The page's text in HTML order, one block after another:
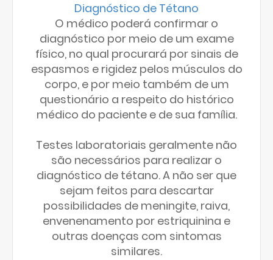
Diagnóstico de Tétano
O médico poderá confirmar o
diagnóstico por meio de um exame
físico, no qual procurará por sinais de
espasmos e rigidez pelos músculos do
corpo, e por meio também de um
questionário a respeito do histórico
médico do paciente e de sua família.
Testes laboratoriais geralmente não
são necessários para realizar o
diagnóstico de tétano. A não ser que
sejam feitos para descartar
possibilidades de meningite, raiva,
envenenamento por estriquinina e
outras doenças com sintomas
similares.